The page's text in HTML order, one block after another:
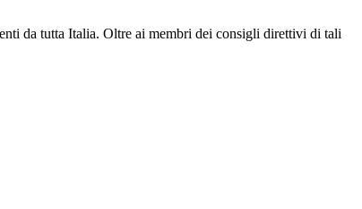
da tutta Italia. Oltre ai membri dei consigli direttivi di tali